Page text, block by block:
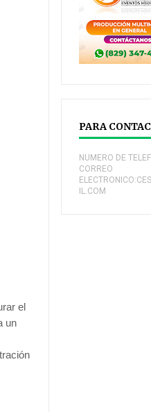
el
un
PARA
NUMERO DE
CORREO
IL.COM